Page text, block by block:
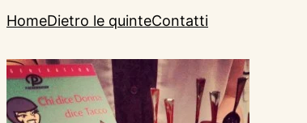
HomeDietro le quinteContatti